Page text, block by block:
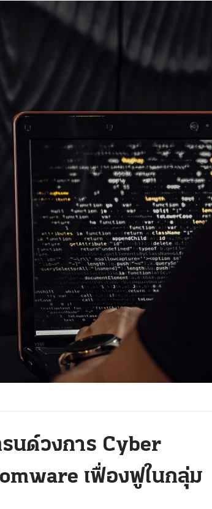
นด์วงการ Cyber
เฟื่องฟูในกลุ่ม